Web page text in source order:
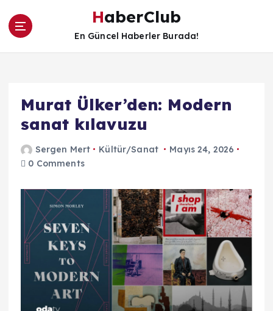
HaberClub
En Güncel Haberler Burada!
Murat Ülker’den: Modern
sanat kılavuzu
Sergen Mert Kültür/Sanat
Mayıs 24, 2026
0 Comments